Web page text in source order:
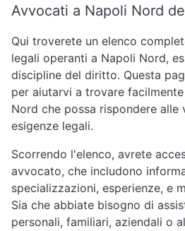
Avvocati a Napoli Nord
Qui troverete un elenco
legali operanti a Napoli Nord,
discipline del diritto. Questa
per aiutarvi a trovare
Nord che possa rispondere alle
esigenze legali.
Scorrendo l'elenco, avrete
avvocato, che includono
specializzazioni, esperienze, e
Sia che abbiate bisogno di
personali, familiari, aziendali o